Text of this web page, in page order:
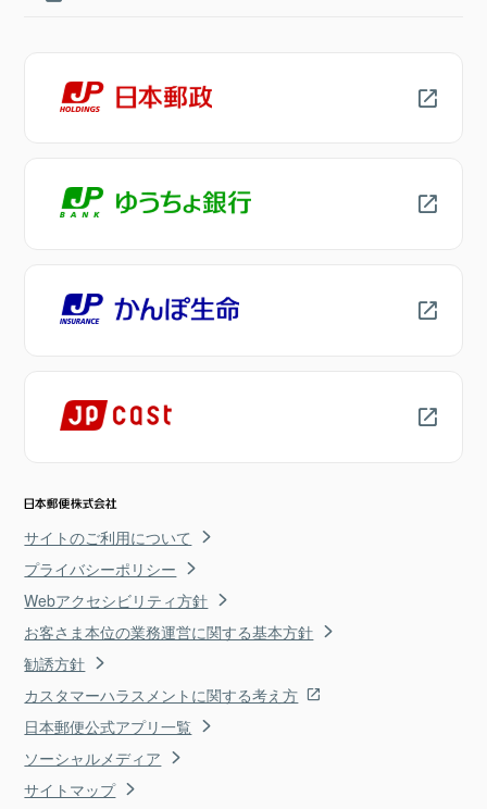
サイトのご利用について
プライバシーポリシー
Webアクセシビリティ方針
お客さま本位の業務運営に関する基本方針
勧誘方針
カスタマーハラスメントに関する考え方
日本郵便公式アプリ一覧
ソーシャルメディア
サイトマップ